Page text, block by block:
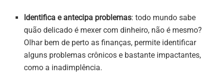
Identifica e antecipa problemas: todo mundo sabe
quão delicado é mexer com dinheiro, não é mesmo?
Olhar bem de perto as finanças, permite identificar
alguns problemas crônicos e bastante impactantes,
como a inadimplência.